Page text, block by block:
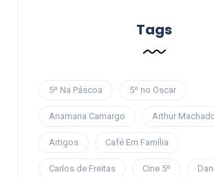
Tags
5º Na Páscoa 5º no Oscar
Anamaria Camargo Arthur
Artigos Café Em Família
Carlos de Freitas Cine 5º